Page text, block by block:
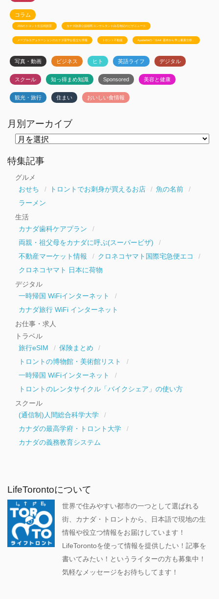
コラム
JSSのトロント生活相談室 カナダ政府公認移民コンサルタント白石有紀のビザニュース
メープルエデュケーションのカナダ留学お役立ち情報 トロント不動産 Ayudanteの「GA4: 基本から学ぶ最新分析」
写真・動画 ビジネス ヒト 英語ライフ デジタル
スクール 知っ得まめ知識 Sponsored 美容と健康
観光・旅行 住まい おいしい食情報
月別アーカイブ
ー
カ
特集記事
グルメ
おせち
トロントでお刺身が買えるお店
魚の名前
ラーメン
生活
カナダ歯科ケアプラン
両親・祖父母をカナダに呼ぶ(スーパービザ)
不動産マーケット情報
クロネコヤマト国際宅急便エコ
クロネコヤマト 日本に荷物
デジタル
一時帰国 WiFiインターネット
カナダ旅行 WiFi インターネット
お仕事・求人
トラベル
旅行eSIM
保険まとめ
トロントの博物館・美術館リスト
一時帰国 WiFiインターネット
トロントのレンタサイクル「バイクシェア」の使い方
スクール
(通信制)人間総合科学大学
カナダの最高学府・トロント大学
カナダの義務教育システム
LifeTorontoについて
世界で住みやすい都市の一つとして選ばれる
街、カナダ・トロントから、日本語で現地の生
情報や役立つ情報をお届けしています！
LifeTorontoを使って情報を提供したい！記事を
書いてみたい！というライターの方も募集中！
気軽なメッセージをお待ちしてます！